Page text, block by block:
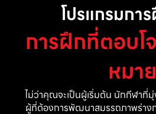
โปรแกรมกา
การฝึกที่ตอบโ
หมาย
ไม่ว่าคุณจะเป็นผู้เริ่มต้น นักกีฬาที่
ผู้ที่ต้องการพัฒนาสมรรถภาพร่างก